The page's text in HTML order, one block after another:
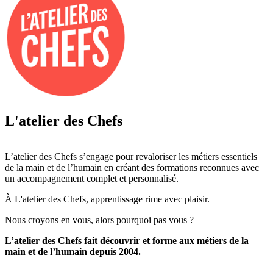
L'atelier des Chefs
L’atelier des Chefs s’engage pour revaloriser les métiers essentiels
de la main et de l’humain en créant des formations reconnues avec
un accompagnement complet et personnalisé.
À L'atelier des Chefs, apprentissage rime avec plaisir.
Nous croyons en vous, alors pourquoi pas vous ?
L’atelier des Chefs fait découvrir et forme aux métiers de la
main et de l’humain depuis 2004.